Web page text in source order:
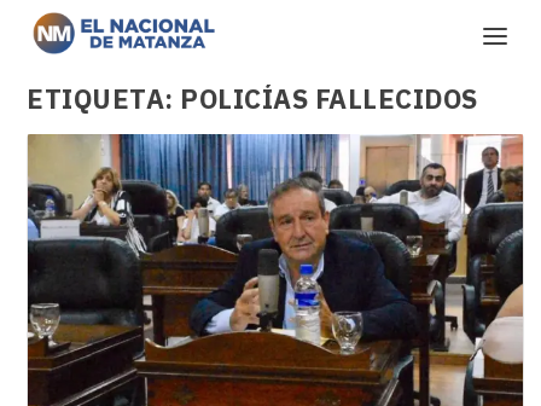
ETIQUETA: POLICÍAS FALLECIDOS